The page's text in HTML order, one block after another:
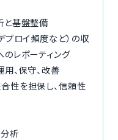
ログイン
と基盤整備
プロイ頻度など）の収
のレポーティング
、保守、改善
性を担保し、信頼性
析